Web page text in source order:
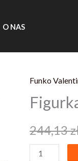
O NAS
Funko
244,13
ilość
Figurka
Funko
Pop
Moana